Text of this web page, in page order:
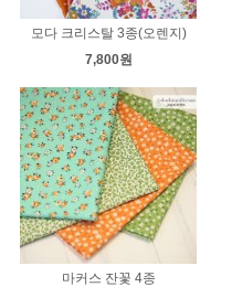
모다 크리스탈 3종(오렌지)
7,800원
마커스 잔꽃 4종